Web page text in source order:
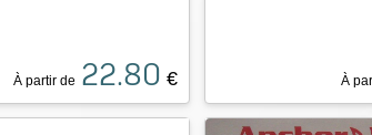
À partir de 22.80 € À